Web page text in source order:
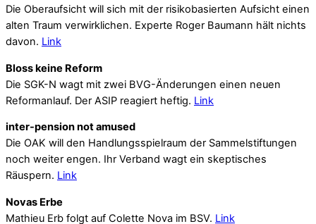
Die Oberaufsicht will sich mit der risikobasierten Aufsicht einen
alten Traum verwirklichen. Experte Roger Baumann hält nichts
davon. Link
Bloss keine Reform
Die SGK-N wagt mit zwei BVG-Änderungen einen neuen
Reformanlauf. Der ASIP reagiert heftig. Link
inter-pension not amused
Die OAK will den Handlungsspielraum der Sammelstiftungen
noch weiter engen. Ihr Verband wagt ein skeptisches
Räuspern. Link
Novas Erbe
Mathieu Erb folgt auf Colette Nova im BSV. Link